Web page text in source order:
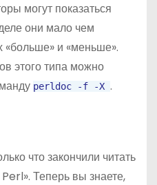
могут показаться
они мало чем
«больше» и «меньше».
этого типа можно
perldoc -f -X .
что закончили читать
Теперь вы знаете,